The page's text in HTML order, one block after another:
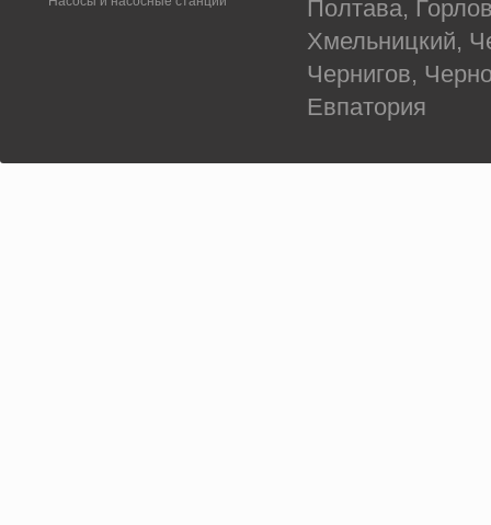
Полтава,
Хмельницкий,
Чернигов,
Евпатория